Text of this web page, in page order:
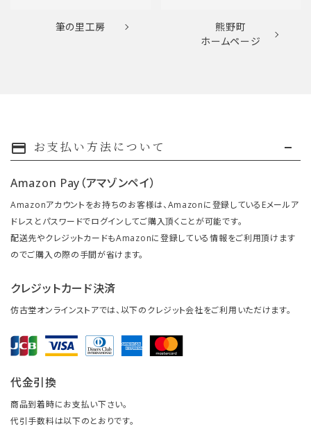
筆の里工房
熊野町
ホームページ
payment お支払い方法について
Amazon Pay（アマゾンペイ）
Amazonアカウントをお持ちのお客様は、Amazonに登録しているEメールア
ドレスとパスワードでログインしてご購入頂くことが可能です。
配送先やクレジットカードもAmazonに登録している情報をご利用頂けます
のでご購入の際の手間が省けます。
クレジットカード決済
仿古堂オンラインストアでは、以下のクレジット会社をご利用いただけます。
代金引換
商品到着時にお支払い下さい。
代引手数料は以下のとおりです。